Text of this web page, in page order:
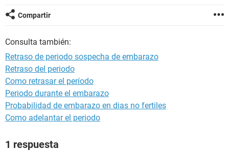
dan 3 días al mes, normalmente siempre voy el día exacto,
nunca me he atrasado ni adelantado, máximo un día,
adelante, solo el mes pasado me llego el 12, pero de igual
forma me preocupa.
Compartir
Consulta también:
Retraso de periodo sospecha de embarazo
Retraso del periodo
Como retrasar el período
Periodo durante el embarazo
Probabilidad de embarazo en dias no fertiles
Como adelantar el periodo
1 respuesta